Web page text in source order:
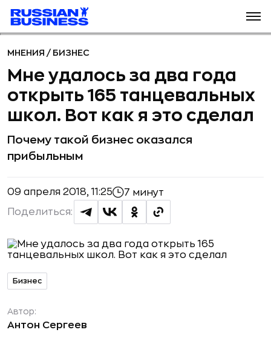
МНЕНИЯ / БИЗНЕС
Мне удалось за два года
открыть 165 танцевальных
школ. Вот как я это сделал
Почему такой бизнес оказался
прибыльным
09 апреля 2018, 11:25 7 минут
Поделиться:
Бизнес
Автор:
Антон Сергеев